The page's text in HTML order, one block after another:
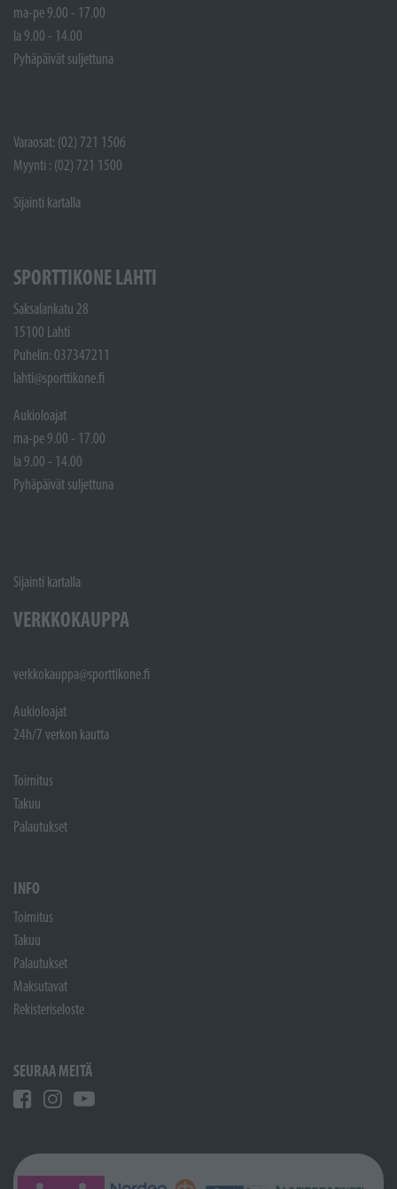
ma-pe 9.00 - 17.00
la 9.00 - 14.00
Pyhäpäivät suljettuna
Varaosat: (02) 721 1506
Myynti : (02) 721 1500
Sijainti kartalla
SPORTTIKONE LAHTI
Saksalankatu 28
15100 Lahti
Puhelin: 037347211
lahti@sporttikone.fi
Aukioloajat
ma-pe 9.00 - 17.00
la 9.00 - 14.00
Pyhäpäivät suljettuna
Sijainti kartalla
VERKKOKAUPPA
verkkokauppa@sporttikone.fi
Aukioloajat
24h/7 verkon kautta
Toimitus
Takuu
Palautukset
INFO
Toimitus
Takuu
Palautukset
Maksutavat
Rekisteriseloste
SEURAA MEITÄ